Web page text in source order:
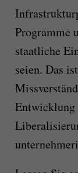
Programme
staatliche
seien. Das
Entwicklung